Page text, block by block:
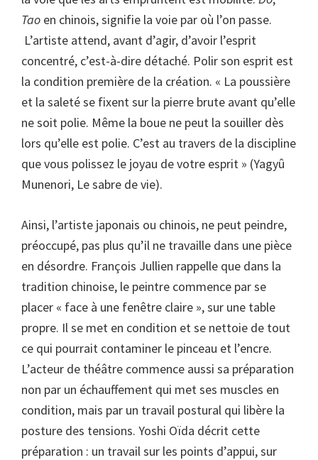
Tao en chinois, signifie la voie par où l’on passe.
L’artiste attend, avant d’agir, d’avoir l’esprit
concentré, c’est-à-dire détaché. Polir son esprit est
la condition première de la création. « La poussière
et la saleté se fixent sur la pierre brute avant qu’elle
ne soit polie. Même la boue ne peut la souiller dès
lors qu’elle est polie. C’est au travers de la discipline
que vous polissez le joyau de votre esprit » (Yagyû
Munenori, Le sabre de vie).
Ainsi, l’artiste japonais ou chinois, ne peut peindre,
préoccupé, pas plus qu’il ne travaille dans une pièce
en désordre. François Jullien rappelle que dans la
tradition chinoise, le peintre commence par se
placer « face à une fenêtre claire », sur une table
propre. Il se met en condition et se nettoie de tout
ce qui pourrait contaminer le pinceau et l’encre.
L’acteur de théâtre commence aussi sa préparation
non par un échauffement qui met ses muscles en
condition, mais par un travail postural qui libère la
posture des tensions. Yoshi Oïda décrit cette
préparation : un travail sur les points d’appui, sur